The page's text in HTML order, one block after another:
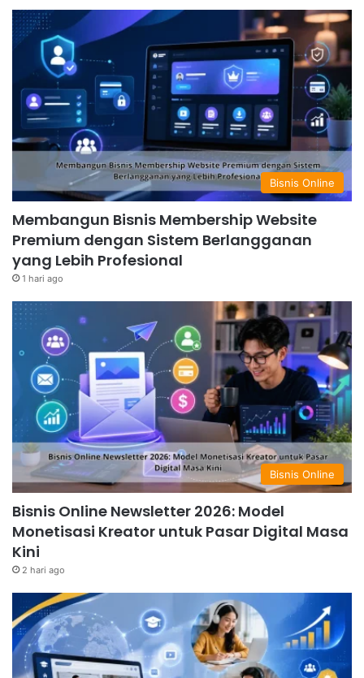
Bisnis Online
Membangun Bisnis Membership Website
Premium dengan Sistem Berlangganan
yang Lebih Profesional
1 hari ago
Bisnis Online
Bisnis Online Newsletter 2026: Model
Monetisasi Kreator untuk Pasar Digital Masa
Kini
2 hari ago